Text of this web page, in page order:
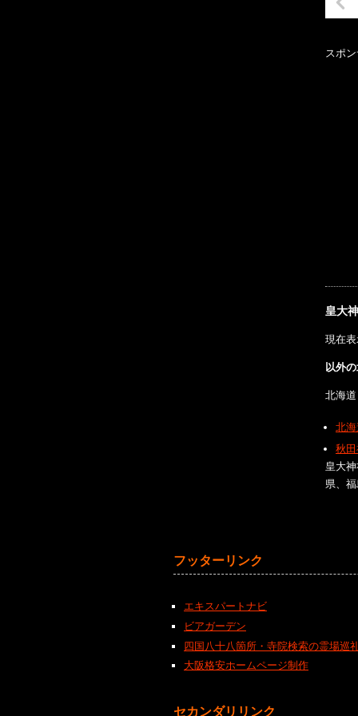
スポ
皇大
現在
以外
北海
北
秋
皇大
県、
フッターリンク
エキスパートナビ
ビアガーデン
四国八十八箇所・寺院検索の霊場巡
大阪格安ホームページ制作
セカンダリリンク